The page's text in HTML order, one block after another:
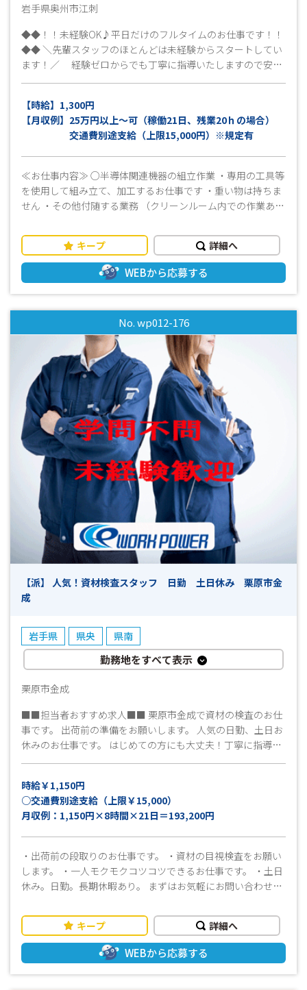
岩手県奥州市江刺
◆◆！！未経験OK♪平日だけのフルタイムのお仕事です！！
◆◆ ＼先輩スタッフのほとんどは未経験からスタートしてい
ます！／ 経験ゼロからでも丁寧に指導いたしますので安心
して働けます これまでの経歴にとらわれず、ぜひお気軽に
容、職場環境など事前に確認ができます！ ＼まずはお気軽に
お問い合わせください！／ 皆様のご応募心よりお待ちして
おります(^^)/
【時給】1,300円
【月収例】25万円以上～可（稼働21日、残業20ｈの場合）
交通費別途支給（上限15,000円）※規定有
≪お仕事内容≫ ○半導体関連機器の組立作業 ・専用の工具等
を使用して組み立て、加工するお仕事です ・重い物は持ちま
せん ・その他付随する業務 （クリーンルーム内での作業あ
品へのラベル貼付をお願いします プラモデルを組み立てる
のが好きな方はきっとお仕事に慣れるのがはやいと思いま
す！ ≪おすすめポイント！≫ ＼未経験から始めた方もたくさ
んいらっしゃいます！／ 【安定・安心】モノづくりのお仕事
でしっかり稼げます◎ ◎長期勤務できる方大歓迎！ 長く勤
めようと思ってくれているあなたをしっかりと後押しできる
ご就業中の方もお気軽にご相談ください！ぜひ一緒に楽し
く働きましょう♪ ≪その他≫ ・人気の高時給 ・未経験者歓
迎 ・プラモデルを組み立てる感覚で楽しくお仕事ができます
・綺麗な設備と空調完備で働きやすい環境です ・工場経験ゼ
ロでもOK ・教育体制がしっかりしているので未経験の方でも
安心して働けます ・日勤×フルタイム×土日休み 土日休み
なのでON/OFFのメリハリをつけて働くことができます ・高
時給なのでしっかり稼ぎたい方にピッタリ ・男性活躍中 ・女
性活躍中 ・幅広い年齢の方々が活躍中の職場です ・長期で働
ける方大歓迎 ・週払いOK（規定あり） ・工場見学可 まずは
お気軽にお問い合わせください！ *-*-*-*-*-*-*-*-*-*-*-*-*-*-
*-*-*-*-*-*-*-*-*-*-*-*-*-*-*-*-*-*-*-*-*-*-*-*-*-*-*-*-*-*-*-*-
*-*-*-*-*-*-*-*-*- 「面白そう！」「高時給でしっかり稼ぎた
い！」「ブランクがあるけど働きたい！」 「未経験だけどお
仕事をやってみたい！」などなど… 少しでも興味がありま
したら、まずはお気軽にお問い合わせください！ 今は別の
お仕事をされていて退職後から働き始めたいという方も大歓
迎です♪ 皆様のご応募心よりお待ちしております！！(^^)/
ださい ▼ （ 受付 ） ◎弊社担当よりお電話にて折り返
しご連絡致します ▼ （ 面接日調整・予約 （所要時間
5～１０分程度） ） ◎面接・お仕事説明 ▼ （ これま
での職務経歴やお仕事へのご希望等お聞かせください ） ◎
工場見学 ▼ （ 見学後、就業希望確認とお仕事開始日の
勤務スタート ※上記は目安となりますので、予めご了承くだ
さい。
キープ 詳細へ
WEBから応募する
No. wp012-176
【派】 人気！資材検査スタッフ 日勤 土日休み 栗原市金
成
岩手県 県央 県南
勤務地をすべて表示
栗原市金成
■■担当者おすすめ求人■■ 栗原市金成で資材の検査のお仕
事です。 出荷前の準備をお願いします。 人気の日勤、土日お
休みのお仕事です。 はじめての方にも大丈夫！丁寧に指導し
時給￥1,150円
○交通費別途支給（上限￥15,000）
月収例：1,150円×8時間×21日＝193,200円
・出荷前の段取りのお仕事です。 ・資材の目視検査をお願い
します。 ・一人モクモクコツコツできるお仕事です。 ・土日
休み。日勤。長期休暇あり。 まずはお気軽にお問い合わせく
キープ
詳細へ
WEBから応募する